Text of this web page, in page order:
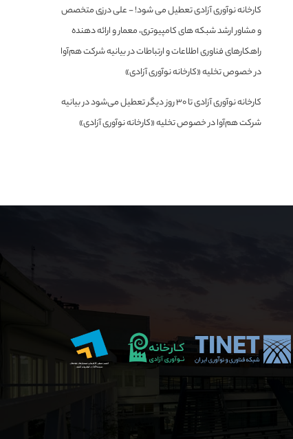
کارخانه نوآوری آزادی تعطیل می شود! - علی درزی متخصص
و مشاور ارشد شبکه های کامپیوتری، معمار و ارائه دهنده
راهکارهای فناوری اطلاعات و ارتباطاتدربیانیه شرکت هم‌آوا
در خصوص تخلیه «کارخانه نوآوری آزادی»
کارخانه نوآوری آزادی تا ۳۰ روز دیگر تعطیل می‌شود دربیانیه
شرکت هم‌آوا در خصوص تخلیه «کارخانه نوآوری آزادی»